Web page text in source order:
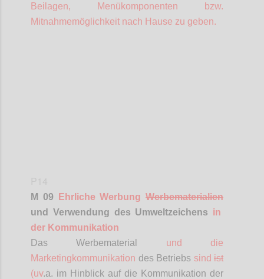
Beilagen, Menükomponenten bzw.
Mitnahmemöglichkeit nach Hause zu geben.
M 09 Ehrliche Werbung Werbematerialien
und Verwendung des Umweltzeichens in
der Kommunikation
Das Werbematerial und die
Marketingkommunikation des Betriebs sind ist
(uv.a. im Hinblick auf die Kommunikation der